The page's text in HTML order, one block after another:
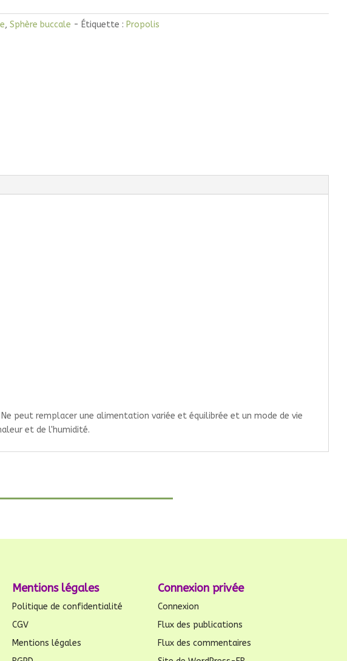
, Sphère buccale Étiquette : Propolis
peut remplacer une alimentation variée et équilibrée et un mode de vie
et de l'humidité.
Mentions légales
Politique de confidentialité
CGV
Mentions légales
Connexion privée
Connexion
Flux des publications
Flux des commentaires